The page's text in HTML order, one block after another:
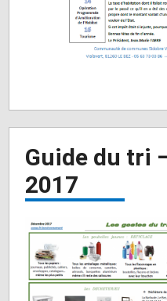
Guide du tri
2017